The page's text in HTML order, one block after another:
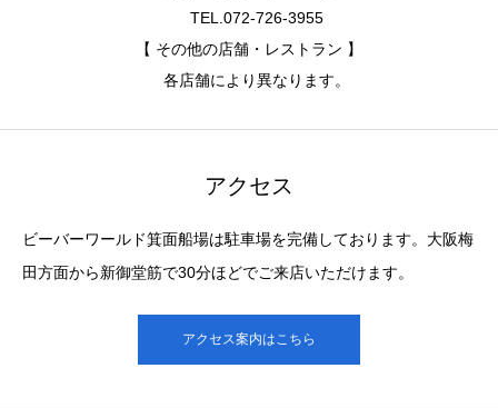
TEL.072-726-3955
【 その他の店舗・レストラン 】
各店舗により異なります。
アクセス
ビーバーワールド箕面船場は駐車場を完備しております。大阪梅
田方面から新御堂筋で30分ほどでご来店いただけます。
アクセス案内はこちら